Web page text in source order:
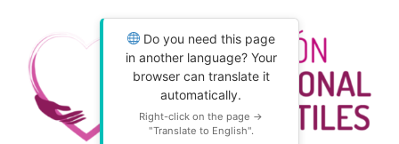
Do you need this page
in another language? Your
browser can translate it
automatically.
Right-click on the page →
"Translate to English".